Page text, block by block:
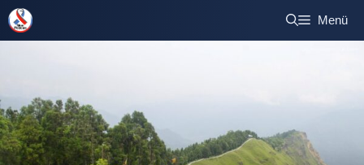
Zum
Inhalt
springen
Menü